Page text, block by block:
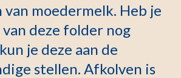
moedermelk. Heb je
deze folder nog
je deze aan de
stellen. Afkolven is